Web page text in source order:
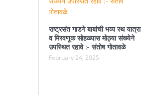
राष्ट्रसंत गाडगे बाबांची भव्य रथ यात्रा
व मिरवणूक सोहळ्यास मोठ्या संख्येने
उपस्थित रहावे :- संतोष गोतावळे
February 24, 2025